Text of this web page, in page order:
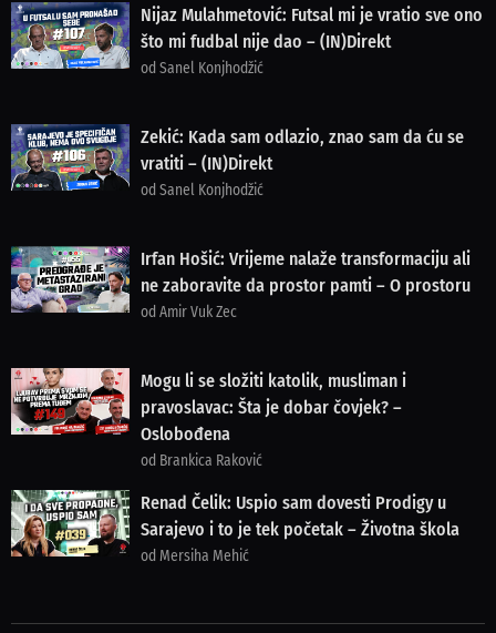
Nijaz Mulahmetović: Futsal mi je vratio sve ono
što mi fudbal nije dao – (IN)Direkt
od Sanel Konjhodžić
Zekić: Kada sam odlazio, znao sam da ću se
vratiti – (IN)Direkt
od Sanel Konjhodžić
Irfan Hošić: Vrijeme nalaže transformaciju ali
ne zaboravite da prostor pamti – O prostoru
od Amir Vuk Zec
Mogu li se složiti katolik, musliman i
pravoslavac: Šta je dobar čovjek? –
Oslobođena
od Brankica Raković
Renad Čelik: Uspio sam dovesti Prodigy u
Sarajevo i to je tek početak – Životna škola
od Mersiha Mehić